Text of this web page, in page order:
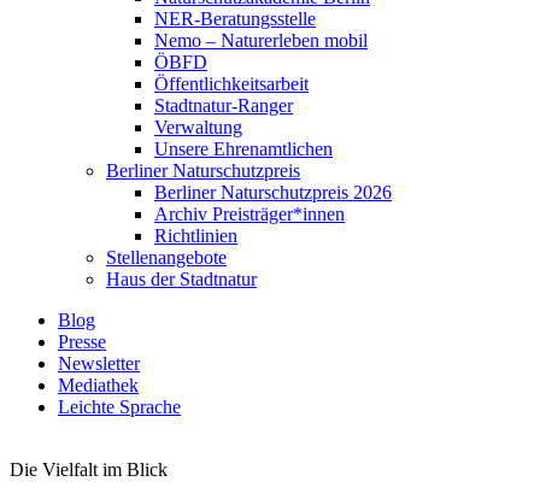
NER-Beratungsstelle
Nemo – Naturerleben mobil
ÖBFD
Öffentlichkeitsarbeit
Stadtnatur-Ranger
Verwaltung
Unsere Ehrenamtlichen
Berliner Naturschutzpreis
Berliner Naturschutzpreis 2026
Archiv Preisträger*innen
Richtlinien
Stellenangebote
Haus der Stadtnatur
Blog
Presse
Newsletter
Mediathek
Leichte Sprache
Die Vielfalt im Blick